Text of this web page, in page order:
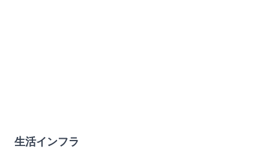
生活インフラ